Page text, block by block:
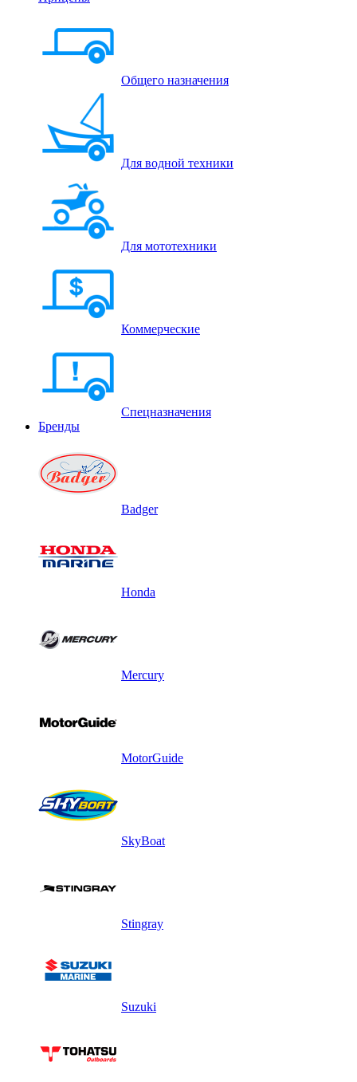
Общего назначения
Для водной техники
Для мототехники
Коммерческие
Спецназначения
Бренды
Badger
Honda
Mercury
MotorGuide
SkyBoat
Stingray
Suzuki